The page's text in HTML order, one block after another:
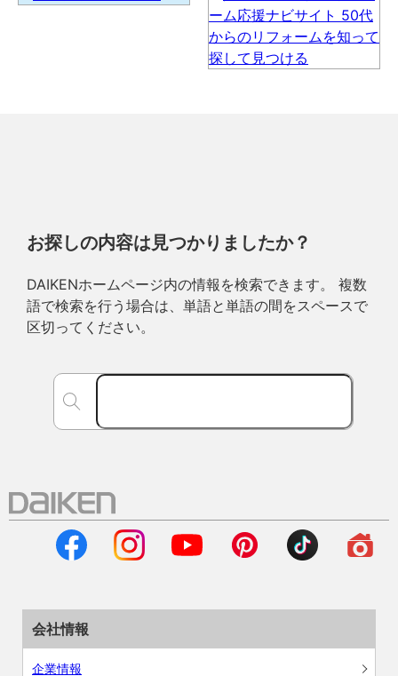
お探しの内容は見つかりましたか？
DAIKENホームページ内の情報を検索できます。 複数
語で検索を行う場合は、単語と単語の間をスペースで
区切ってください。
会社情報
企業情報